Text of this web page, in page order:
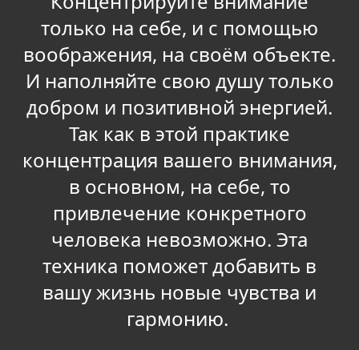
только на себе, и с помощью
воображения, на своём объекте.
И наполняйте свою душу только
добром и позитивной энергией.
Так как в этой практике
концентрация вашего внимания,
в основном, на себе, то
привлечение конкретного
человека невозможно. Эта
техника поможет добавить в
вашу жизнь новые чувства и
гармонию.